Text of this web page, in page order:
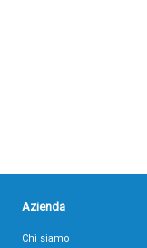
Azienda
Chi siamo